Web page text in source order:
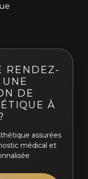
RENDEZ-
DE
À
assurées
médical et